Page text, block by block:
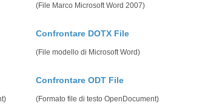
(File Marco Microsoft Word 2007)
Confrontare DOTX File
(File modello di Microsoft Word)
Confrontare ODT File
(Formato file di testo OpenDocument)